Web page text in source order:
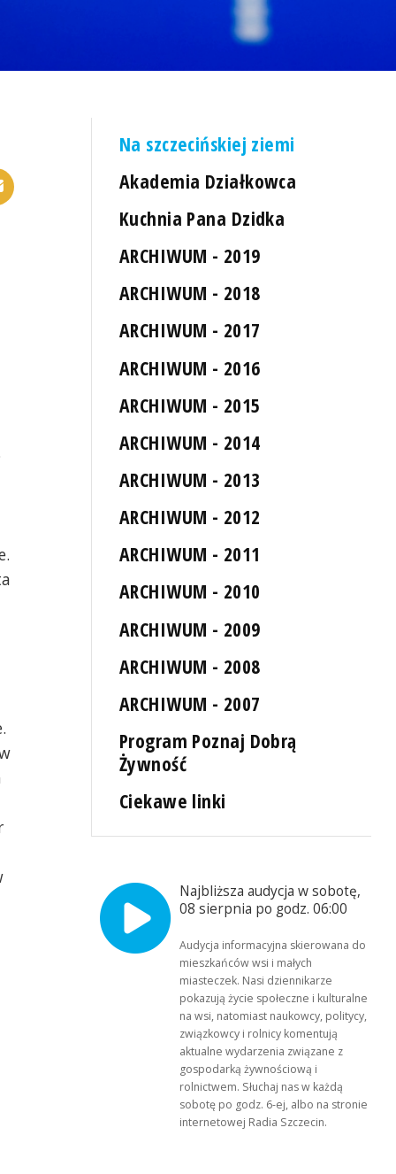
Na szczecińskiej ziemi
Akademia Działkowca
Kuchnia Pana Dzidka
ARCHIWUM - 2019
ARCHIWUM - 2018
ARCHIWUM - 2017
ARCHIWUM - 2016
ARCHIWUM - 2015
ARCHIWUM - 2014
ARCHIWUM - 2013
ARCHIWUM - 2012
ARCHIWUM - 2011
ARCHIWUM - 2010
ARCHIWUM - 2009
ARCHIWUM - 2008
ARCHIWUM - 2007
Program Poznaj Dobrą
Żywność
Ciekawe linki
Najbliższa audycja w sobotę,
08 sierpnia po godz. 06:00
Audycja informacyjna skierowana do
mieszkańców wsi i małych
miasteczek. Nasi dziennikarze
pokazują życie społeczne i kulturalne
na wsi, natomiast naukowcy, politycy,
związkowcy i rolnicy komentują
aktualne wydarzenia związane z
gospodarką żywnościową i
rolnictwem. Słuchaj nas w każdą
sobotę po godz. 6-ej, albo na stronie
internetowej Radia Szczecin.